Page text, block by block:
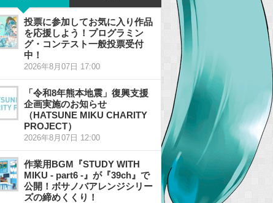
投票に参加してお気に入り作品
を応援しよう！プログラミン
グ・コンテスト一般投票受付
中！
2026年8月07日 17:00
「令和8年熊本地震」復興支援
企画実施のお知らせ
（HATSUNE MIKU CHARITY
PROJECT）
2026年8月07日 12:00
作業用BGM『STUDY WITH
MIKU - part6 -』が『39ch』で
公開！ボサノバアレンジシリー
ズの締めくくり！